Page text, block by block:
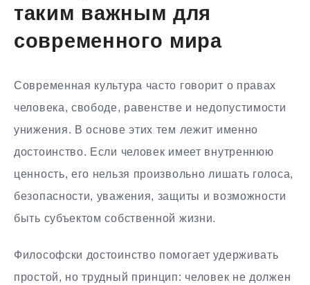
таким важным для
современного мира
Современная культура часто говорит о правах
человека, свободе, равенстве и недопустимости
унижения. В основе этих тем лежит именно
достоинство. Если человек имеет внутреннюю
ценность, его нельзя произвольно лишать голоса,
безопасности, уважения, защиты и возможности
быть субъектом собственной жизни.
Философски достоинство помогает удерживать
простой, но трудный принцип: человек не должен